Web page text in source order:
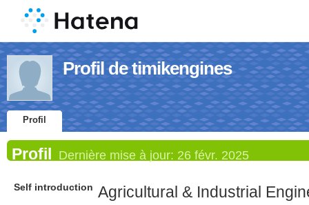
Profil de timikengines
Profil
Profil Dernière mise à jour: 26 févr. 2025
Self introduction Agricultural & Industrial